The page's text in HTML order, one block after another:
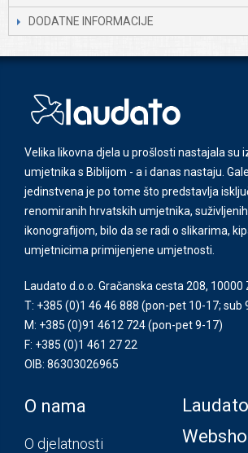
DODATNE INFORMACIJE
Velika likovna djela u prošlosti nastajala su
umjetnika s Biblijom - a i danas nastaju.
jedinstvena je po tome što predstavlja
renomiranih hrvatskih umjetnika,
ikonografijom, bilo da se radi o slikarima,
umjetnicima primijenjene umjetnosti.
Laudato d.o.o. Gračanska cesta 208, 10000
T: +385 (0)1 46 46 888 (pon-pet 10-17; sub
M: +385 (0)91 4612 724(pon-pet 9-17)
F: +385 (0)1 461 27 22
OIB: 86303026965
O nama
O djelatnosti